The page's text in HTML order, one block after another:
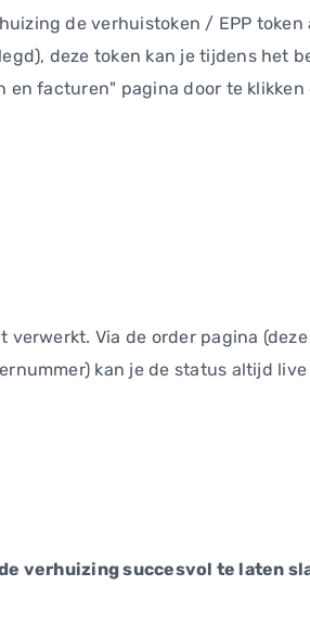
de verhuistoken / EPP
deze token kan je tijdens het
en facturen" pagina door te
Via de order pagina
kan je de status altijd live
verhuizing succesvol te laten